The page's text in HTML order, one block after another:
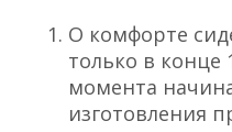
О комфорте
только в конце
момента
изготовления